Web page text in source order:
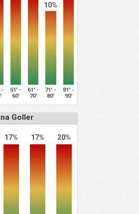
10%
-
51' -
60'
61' -
70'
71' -
80'
81' -
90'
Goller
17% 17% 20%